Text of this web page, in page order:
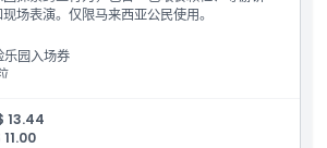
场表演。仅限马来西亚公民使用。
园入场券
13.44
11.00